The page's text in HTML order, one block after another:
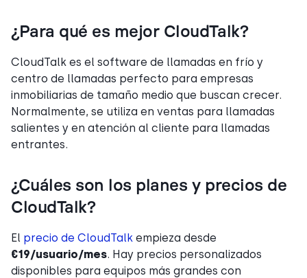
¿Para qué es mejor CloudTalk?
CloudTalk es el software de llamadas en frío y
centro de llamadas perfecto para empresas
inmobiliarias de tamaño medio que buscan crecer.
Normalmente, se utiliza en ventas para llamadas
salientes y en atención al cliente para llamadas
entrantes.
¿Cuáles son los planes y precios de
CloudTalk?
El precio de CloudTalk empieza desde
€19/usuario/mes. Hay precios personalizados
disponibles para equipos más grandes con